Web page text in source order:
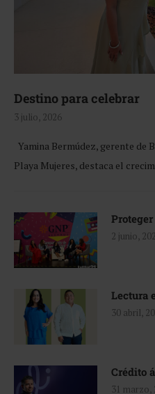
Destino para celebrar
3 julio, 2026
Yamina Bermúdez, gerente de
Playa Mujeres, destaca el
2 junio,
Lectura
30 abril,
Crédito
31 marzo,